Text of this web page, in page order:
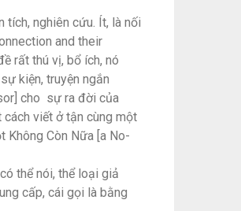
tích, nghiên cứu. Ít, là nối
and their
rất thú vị, bổ ích, nó
kiện, truyện ngắn
cho sự ra đời của
cách viết ở tận cùng một
Không Còn Nữa [a No-
thể nói, thể loại giả
cấp, cái gọi là bằng